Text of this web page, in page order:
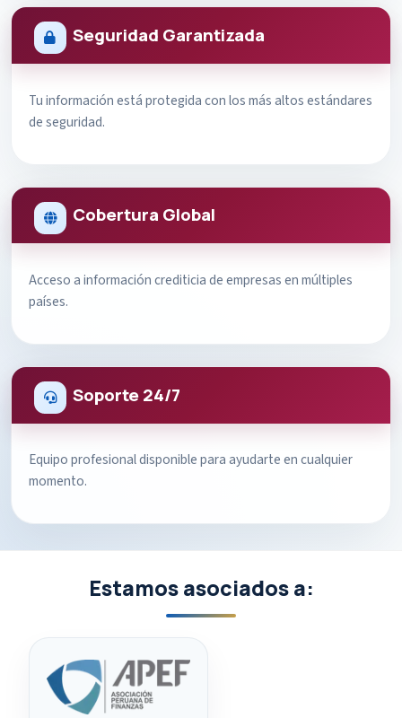
Seguridad Garantizada
Tu información está protegida con los más altos estándares
de seguridad.
Cobertura Global
Acceso a información crediticia de empresas en múltiples
países.
Soporte 24/7
Equipo profesional disponible para ayudarte en cualquier
momento.
Estamos asociados a: